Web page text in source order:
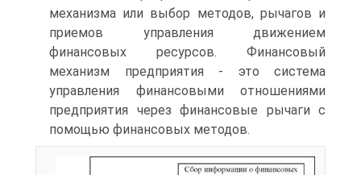
механизма или выбор методов, рычагов и
приемов управления движением
финансовых ресурсов. Финансовый
механизм предприятия - это система
управления финансовыми отношениями
предприятия через финансовые рычаги с
помощью финансовых методов.